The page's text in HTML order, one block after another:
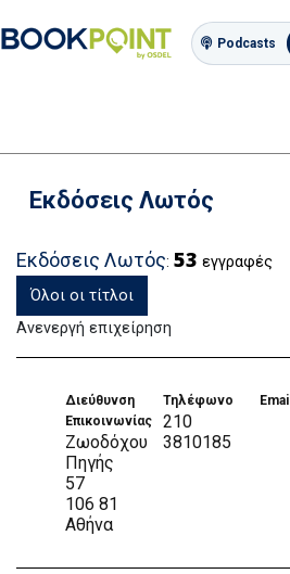
Podcasts
Εκδόσεις Λωτός
Εκδόσεις Λωτός: 53 εγγραφές
Όλοι οι τίτλοι
Ανενεργή επιχείρηση
Διεύθυνση
Επικοινωνίας
Ζωοδόχου
Πηγής
57
106 81
Αθήνα
Τηλέφωνο
210
3810185
Email